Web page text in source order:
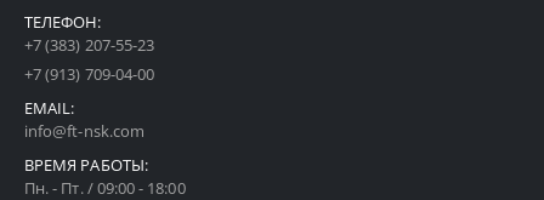
ТЕЛЕФОН:
+7 (383) 207-55-23
+7 (913) 709-04-00
EMAIL:
info@ft-nsk.com
ВРЕМЯ РАБОТЫ:
Пн. - Пт. / 09:00 - 18:00